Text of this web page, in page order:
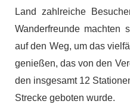
Land zahlreiche
Wanderfreunde
auf den Weg, um das
genießen, das von den
den insgesamt 12
Strecke geboten wurde.